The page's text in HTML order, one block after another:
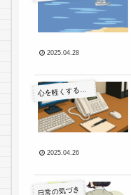
2025.04.28
心
を軽くする考え方
2025.04.26
日常の気づき